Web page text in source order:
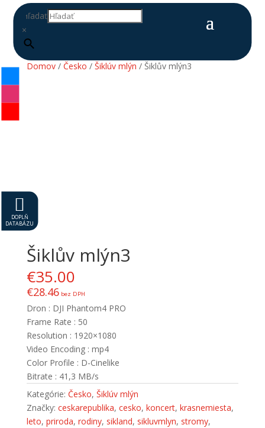
Hľadať
×

DOPLŇ
DATABÁZU
Domov/ Česko / Šiklúv mlýn / Šiklův mlýn3
Šiklův mlýn3
€35.00
€28.46bez DPH
Dron : DJI Phantom4 PRO
Frame Rate : 50
Resolution : 1920×1080
Video Encoding : mp4
Color Profile : D-Cinelike
Bitrate : 41,3 MB/s
Kategórie: Česko, Šiklúv mlýn
Značky: ceskarepublika, cesko, koncert, krasnemiesta,
leto, priroda, rodiny, sikland, sikluvmlyn, stromy,